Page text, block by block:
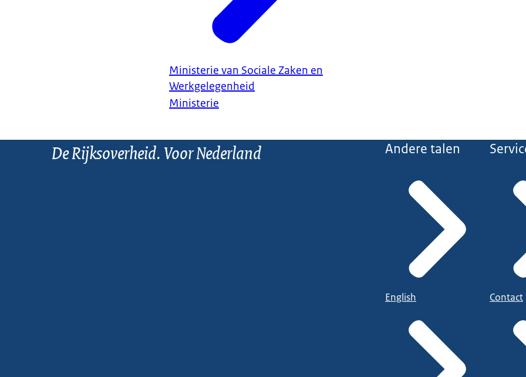
Ministerie van Sociale Zaken en
Werkgelegenheid
Ministerie
De Rijksoverheid. Voor Nederland Andere talen
English Contact